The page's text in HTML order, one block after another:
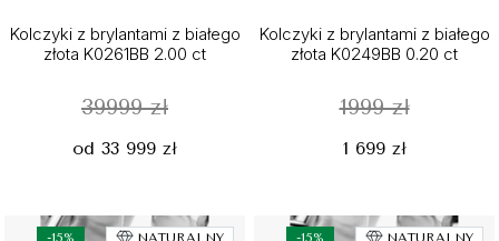
Kolczyki z brylantami z białego
złota K0261BB 2.00 ct
39999 zł
od 33 999 zł
Kolczyki z brylantami z białego
złota K0249BB 0.20 ct
1999 zł
1 699 zł
-15% NATURALNY -15% NATURALNY